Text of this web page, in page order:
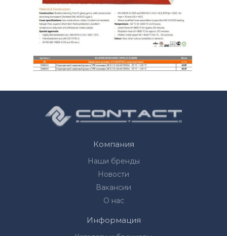
Компания
Наши бренды
Новости
Вакансии
О нас
Информация